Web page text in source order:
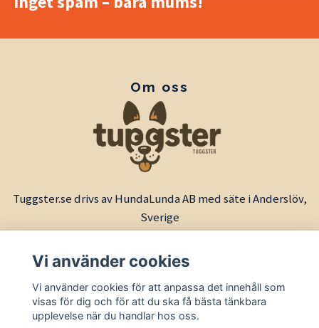
Om oss
Tuggster.se drivs av HundaLunda AB med säte i Anderslöv,
Sverige
Vi använder cookies
Vi använder cookies för att anpassa det innehåll som
visas för dig och för att du ska få bästa tänkbara
upplevelse när du handlar hos oss.